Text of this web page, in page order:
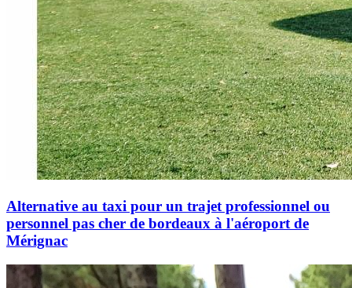
Alternative au taxi pour un trajet professionnel ou
personnel pas cher de bordeaux à l'aéroport de
Mérignac